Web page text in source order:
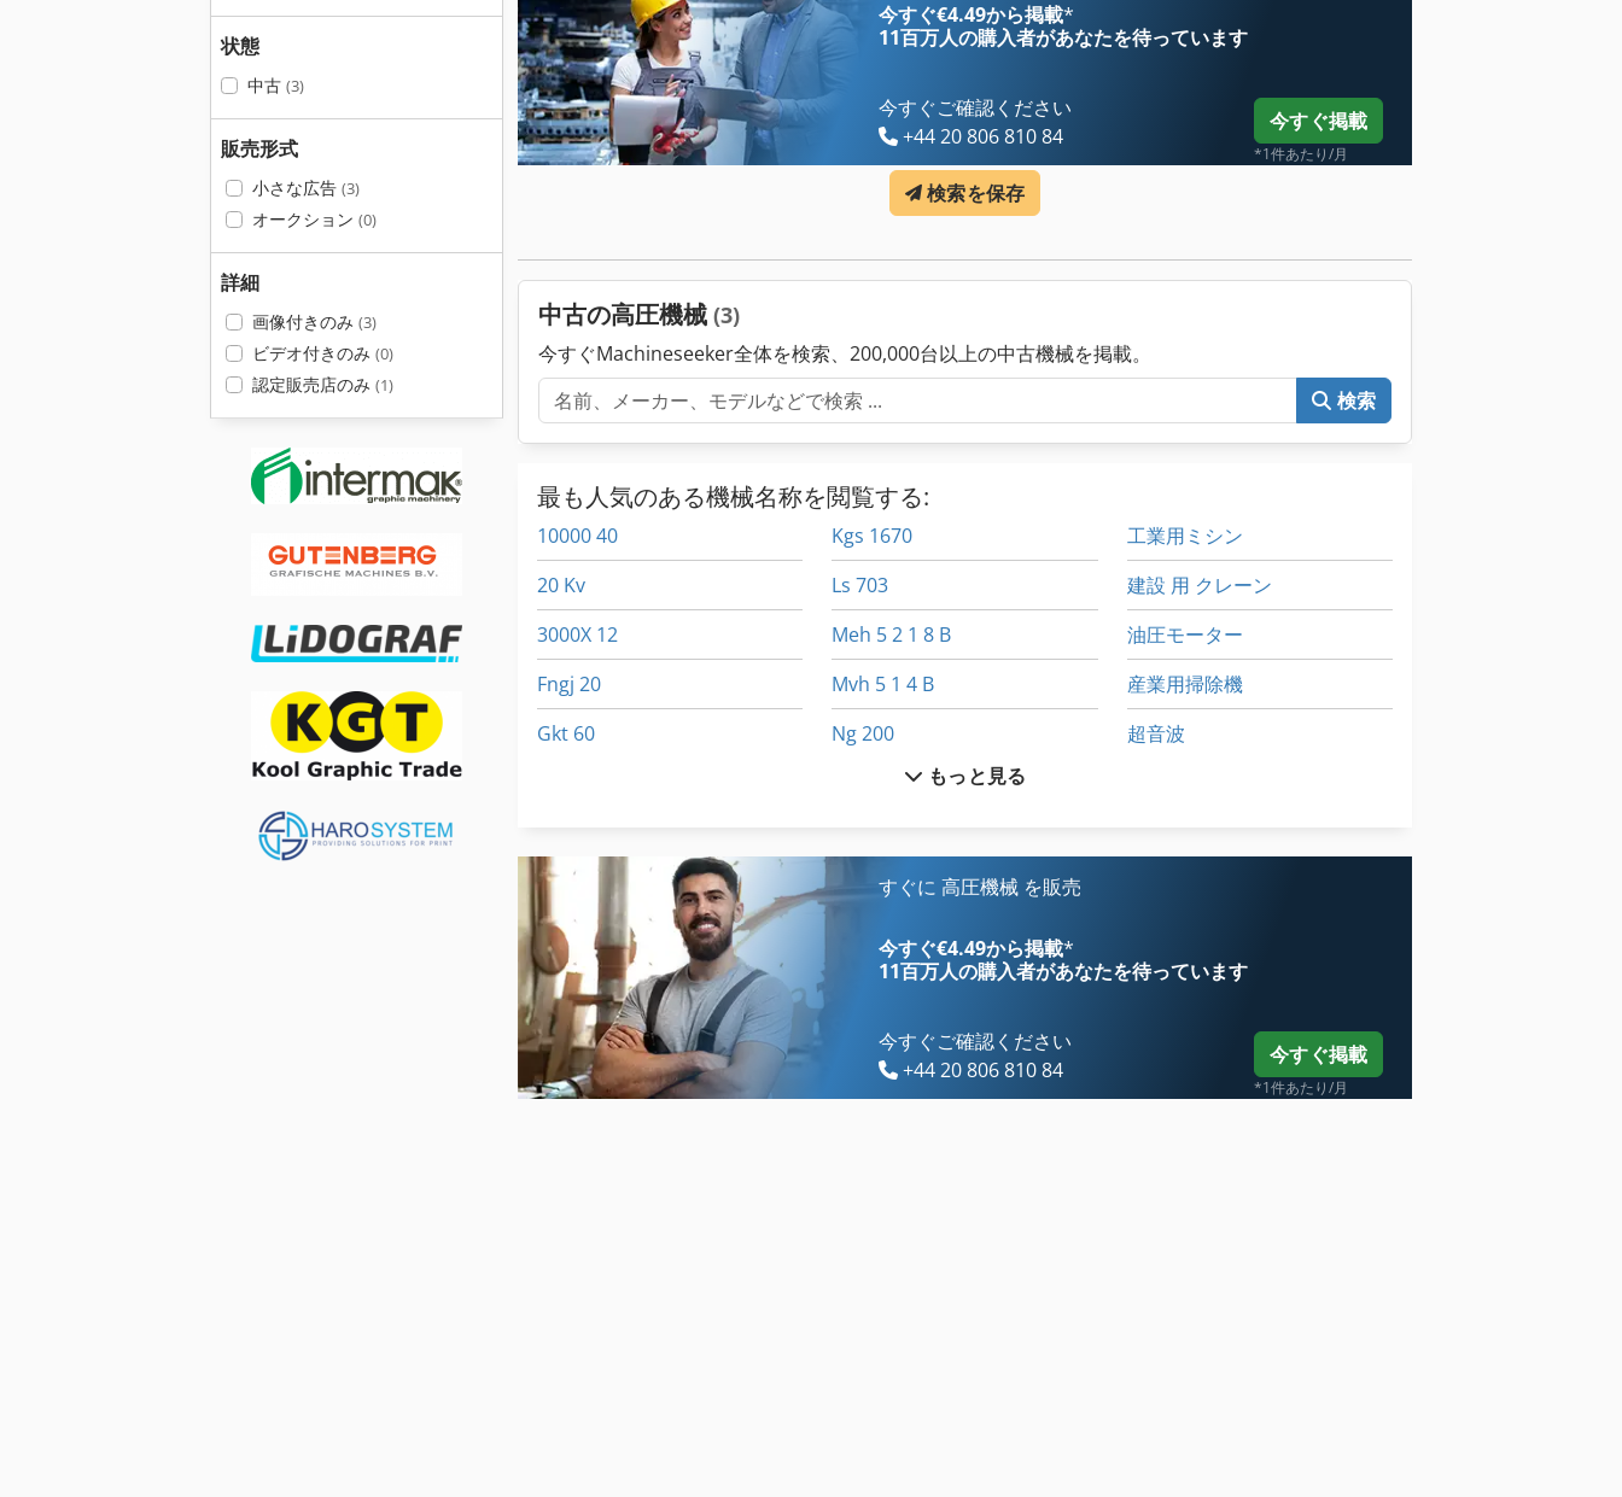
状態
中古 (3)
販売形式
小さな広告 (3)
オークション (0)
詳細
画像付きのみ (3)
ビデオ付きのみ (0)
認定販売店のみ (1)
今すぐ€4.49から掲載*
11百万人の購入者があなたを待っています
今すぐご確認ください
+44 20 806 810 84
今すぐ掲載
*1件あたり/月
検索を保存
中古の高圧機械 (3)
今すぐMachineseeker全体を検索、200,000台以上の中古機械を掲載。
検索
最も人気のある機械名称を閲覧する:
10000 40
20 Kv
3000X 12
Fngj 20
Gkt 60
Hsc 20 Linear
International 433
Kgs 1670
Ls 703
Meh 5 2 1 8 B
Mvh 5 1 4 B
Ng 200
ファン 送風機
工業用ミシン
建設 用 クレーン
油圧モーター
産業用掃除機
超音波
もっと見る
すぐに 高圧機械 を販売
今すぐ€4.49から掲載*
11百万人の購入者があなたを待っています
今すぐご確認ください
+44 20 806 810 84
今すぐ掲載
*1件あたり/月